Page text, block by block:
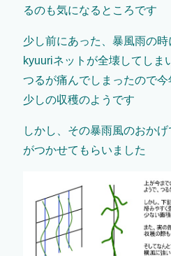
るのも気になるところです
少し前にあった、暴風雨の
kyuuriネットが全壊してしま
つるが痛んでしまったので
少しの収穫のようです
しかし、その暴雨風のおか
がつかせてもらいました